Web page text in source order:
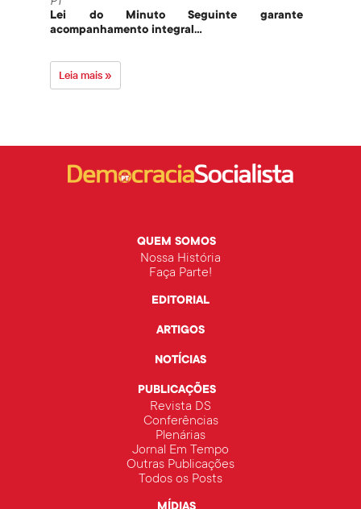
PT
Lei do Minuto Seguinte garante
acompanhamento integral...
Leia mais »
QUEM SOMOS
Nossa História
Faça Parte!
EDITORIAL
ARTIGOS
NOTÍCIAS
PUBLICAÇÕES
Revista DS
Conferências
Plenárias
Jornal Em Tempo
Outras Publicações
Todos os Posts